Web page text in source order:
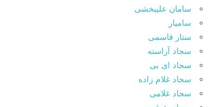
سامان علیبخشی
سامیار
ستار قاسمی
سجاد آراسته
سجاد ای بی
سجاد غلام زاده
سجاد غلامی